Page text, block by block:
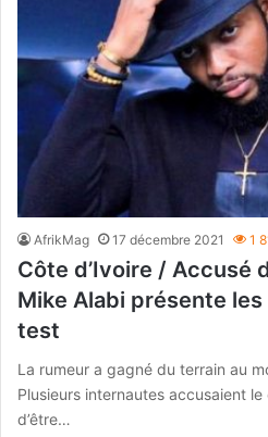
AfrikMag 17 décembre 2021 1
Côte d’Ivoire / Accusé
Mike Alabi présente
test
La rumeur a gagné du terrain au
Plusieurs internautes accusaient
d’être…